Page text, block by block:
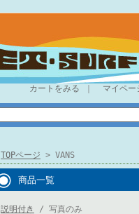
カートをみる マイペー
TOPページ > VANS
商品一覧
説明付き
/ 写真のみ